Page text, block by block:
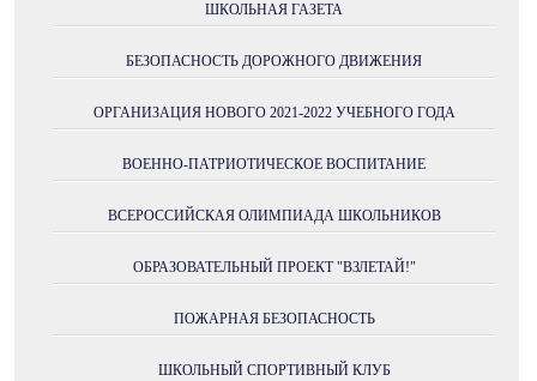
ШКОЛЬНАЯ ГАЗЕТА
БЕЗОПАСНОСТЬ ДОРОЖНОГО ДВИЖЕНИЯ
ОРГАНИЗАЦИЯ НОВОГО 2021-2022 УЧЕБНОГО ГОДА
ВОЕННО-ПАТРИОТИЧЕСКОЕ ВОСПИТАНИЕ
ВСЕРОССИЙСКАЯ ОЛИМПИАДА ШКОЛЬНИКОВ
ОБРАЗОВАТЕЛЬНЫЙ ПРОЕКТ "ВЗЛЕТАЙ!"
ПОЖАРНАЯ БЕЗОПАСНОСТЬ
ШКОЛЬНЫЙ СПОРТИВНЫЙ КЛУБ